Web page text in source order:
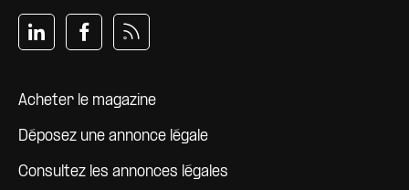
Pied de page
Acheter le magazine
Déposez une annonce légale
Consultez les annonces légales